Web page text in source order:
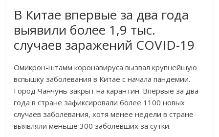
В Китае впервые за два года
выявили более 1,9 тыс.
случаев заражений COVID-19
Омикрон-штамм коронавируса вызвал крупнейшую
вспышку заболевания в Китае с начала пандемии.
Город Чанчунь закрыт на карантин. Впервые за два
года в стране зафиксировали более 1100 новых
случаев заболевания, хотя менее недели в стране
выявляли меньше 300 заболевших за сутки.